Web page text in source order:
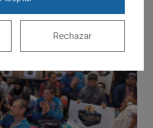
Rechazar